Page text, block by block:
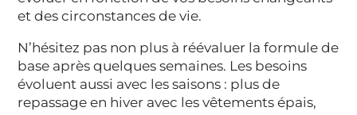
et des circonstances de vie.
N’hésitez pas non plus à réévaluer la formule de
base après quelques semaines. Les besoins
évoluent aussi avec les saisons : plus de
repassage en hiver avec les vêtements épais,